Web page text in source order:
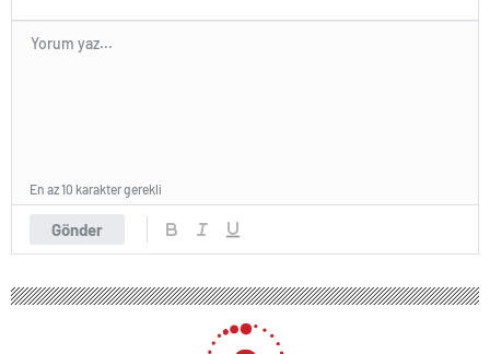
Gönder
En az 10 karakter gerekli